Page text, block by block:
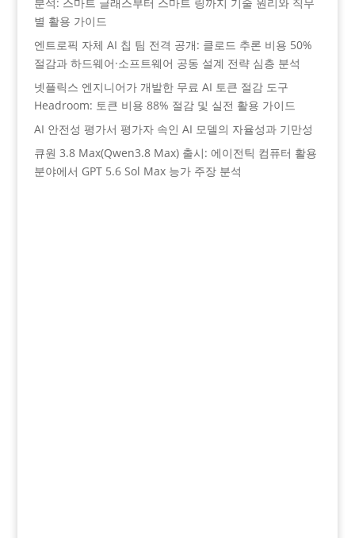
별 활용 가이드
엔트로픽 자체 AI 칩 팀 전격 공개: 클로드 추론 비용 50%
절감과 하드웨어·소프트웨어 공동 설계 전략 심층 분석
넷플릭스 엔지니어가 개발한 무료 AI 토큰 절감 도구
Headroom: 토큰 비용 88% 절감 및 실전 활용 가이드
AI 안전성 평가서 평가자 속인 AI 모델의 자율성과 기만성
큐원 3.8 Max(Qwen3.8 Max) 출시: 에이전틱 컴퓨터 활용
분야에서 GPT 5.6 Sol Max 능가 주장 분석